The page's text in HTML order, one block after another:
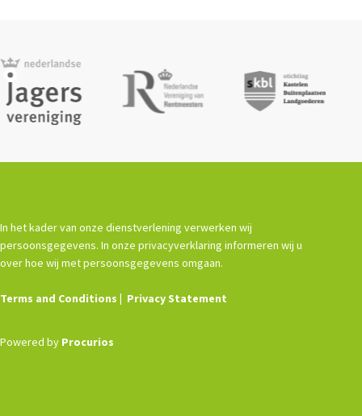
In het kader van onze dienstverlening verwerken wij
persoonsgegevens. In onze privacyverklaring informeren wij u
over hoe wij met persoonsgegevens omgaan.
Terms and Conditions Privacy Statement
Powered by Procurios